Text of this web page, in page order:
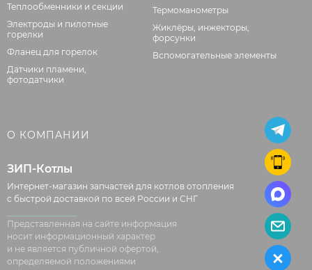
Теплообменники и секции
Электроды и пилотные
горелки
Фланец для горелок
Датчики пламени,
фотодатчики
Термоманометры
Жиклёры, инжекторы,
форсунки
Вспомогательные элементы
О КОМПАНИИ
ЗИП-Котлы
Интернет-магазин запчастей для котлов отопления
с быстрой доставкой по всей России и СНГ
Представленная на сайте информация
носит информационный характер
и не является публичной офертой,
определяемой положениями